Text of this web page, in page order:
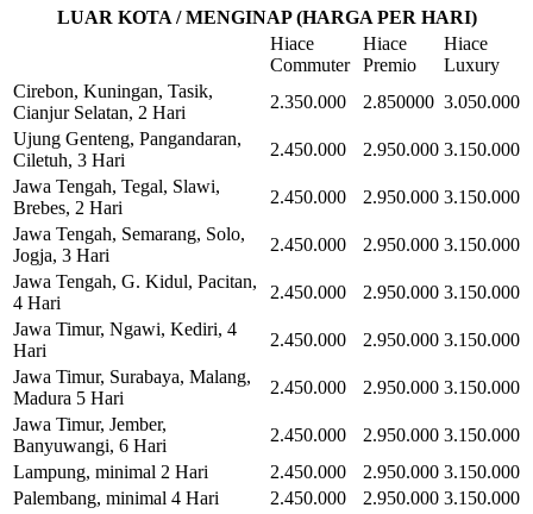
LUAR KOTA / MENGINAP (HARGA PER HARI)
Hiace
Commuter
Hiace
Premio
Hiace
Luxury
Cirebon, Kuningan, Tasik,
Cianjur Selatan, 2 Hari
2.350.000 2.850000 3.050.000
Ujung Genteng, Pangandaran,
Ciletuh, 3 Hari
2.450.000 2.950.000 3.150.000
Jawa Tengah, Tegal, Slawi,
Brebes, 2 Hari
2.450.000 2.950.000 3.150.000
Jawa Tengah, Semarang, Solo,
Jogja, 3 Hari
2.450.000 2.950.000 3.150.000
Jawa Tengah, G. Kidul, Pacitan,
4 Hari
2.450.000 2.950.000 3.150.000
Jawa Timur, Ngawi, Kediri, 4
Hari
2.450.000 2.950.000 3.150.000
Jawa Timur, Surabaya, Malang,
Madura 5 Hari
2.450.000 2.950.000 3.150.000
Jawa Timur, Jember,
Banyuwangi, 6 Hari
2.450.000 2.950.000 3.150.000
Lampung, minimal 2 Hari
2.450.000 2.950.000 3.150.000
Palembang, minimal 4 Hari
2.450.000 2.950.000 3.150.000